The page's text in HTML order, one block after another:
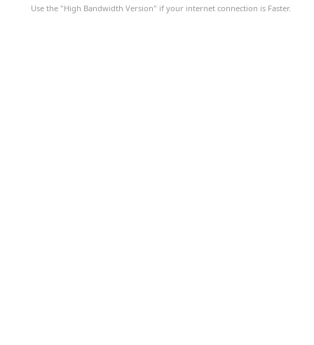
Use the "High Bandwidth Version" if your internet connection is Faster.